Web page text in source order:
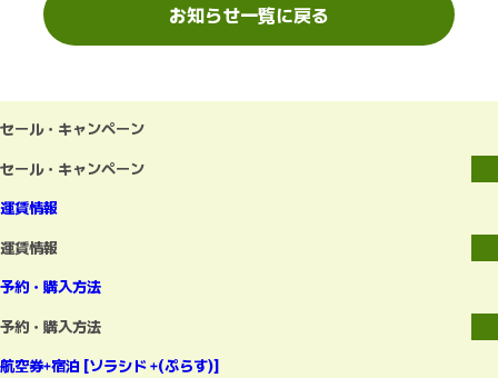
お知らせ一覧に戻る
セール・キャンペーン
セール・キャンペーン
運賃情報
運賃情報
予約・購入方法
予約・購入方法
航空券+宿泊 [ソラシド +(ぷらす)]